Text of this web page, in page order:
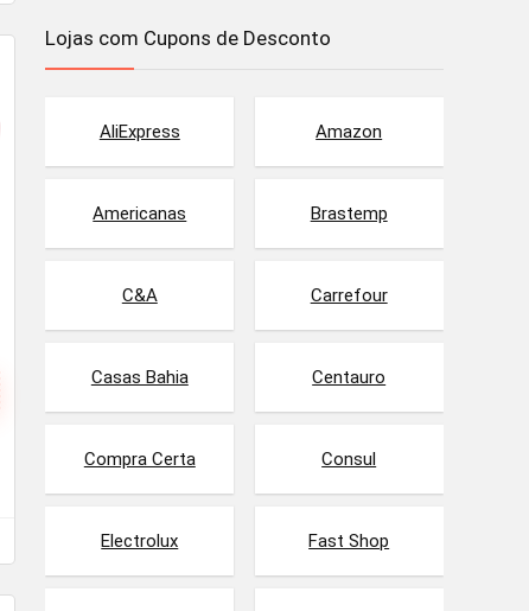
Lojas com Cupons de Desconto
AliExpress Amazon
Americanas Brastemp
C&A Carrefour
Casas Bahia Centauro
Compra Certa Consul
Electrolux Fast Shop